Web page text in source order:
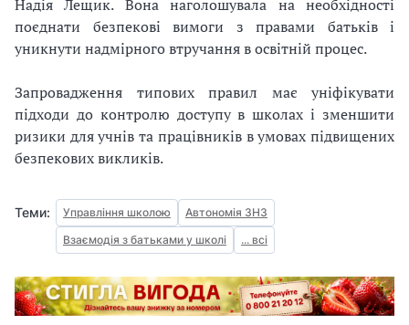
Надія Лещик. Вона наголошувала на необхідності
поєднати безпекові вимоги з правами батьків і
уникнути надмірного втручання в освітній процес.
Запровадження типових правил має уніфікувати
підходи до контролю доступу в школах і зменшити
ризики для учнів та працівників в умовах підвищених
безпекових викликів.
Теми: Управління школою
Автономія ЗНЗ
Взаємодія з батьками у школі
... всі